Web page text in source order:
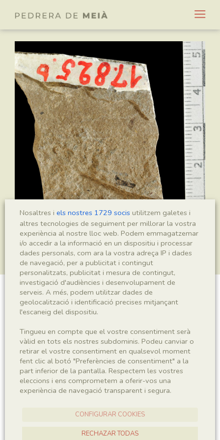
Plantae indet.
Sigla
MNHN 17825b
Taxonomia
Nosaltres i els nostres 1729 socis utilitzem galetes i
altres tecnologies de seguiment per millorar la vostra
experiència al nostre lloc web. Podem emmagatzemar
i/o accedir a la informació en un dispositiu i processar
dades personals, com ara la vostra adreça IP i dades
de navegació, per a publicitat i contingut
personalitzats, publicitat i mesura de contingut,
investigació d'audiències i desenvolupament de
serveis. A més, podem utilitzar dades de
geolocalització i identificació precises mitjançant
l'escaneig del dispositiu.
Tingueu en compte que el vostre consentiment serà
vàlid en tots els nostres subdominis. Podeu canviar o
retirar el vostre consentiment en qualsevol moment
fent clic al botó "Preferències de consentiment" a la
part inferior de la pantalla. Respectem les vostres
eleccions i ens comprometem a oferir-vos una
experiència de navegació transparent i segura.
CONFIGURAR COOKIES
RECHAZAR TODAS